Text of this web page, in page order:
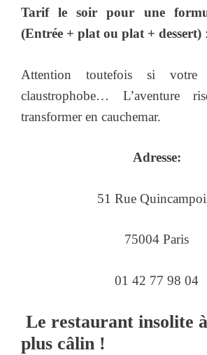
Tarif le soir pour une
(Entrée + plat ou plat + dessert)
Attention toutefois si votre
claustrophobe… L’aventure
transformer en cauchemar.
Adresse:
51 Rue
75004 Paris
01 42 77 98 04
Le restaurant insolite
plus câlin !